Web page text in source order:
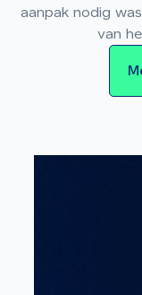
aanpak nodig
van